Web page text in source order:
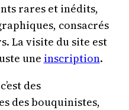
rares et inédits,
consacrés
La visite du site est
une inscription.
des
des bouquinistes,